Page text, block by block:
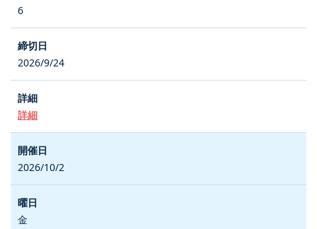
6
2026/9/24
詳細
2026/10/2
金